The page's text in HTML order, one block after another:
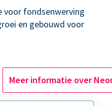
voor fondsenwerving
en gebouwd voor
Meer informatie over